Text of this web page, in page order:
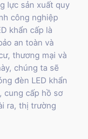
lực sản xuất quy
công nghiệp
khẩn cấp là
an toàn và
thương mại và
chúng ta sẽ
đèn LED khẩn
cung cấp hồ sơ
ra, thị trường